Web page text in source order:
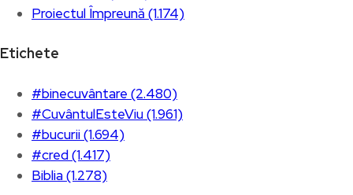
Proiectul Împreună (1.174)
Etichete
#binecuvântare (2.480)
#CuvântulEsteViu (1.961)
#bucurii (1.694)
#cred (1.417)
Biblia (1.278)